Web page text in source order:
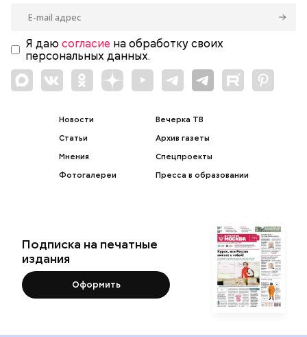
Я даю согласие на обработку своих
персональных данных.
Новости
Статьи
Мнения
Фотогалереи
Вечерка ТВ
Архив газеты
Спецпроекты
Пресса в образовании
Подписка на печатные
издания
Оформить